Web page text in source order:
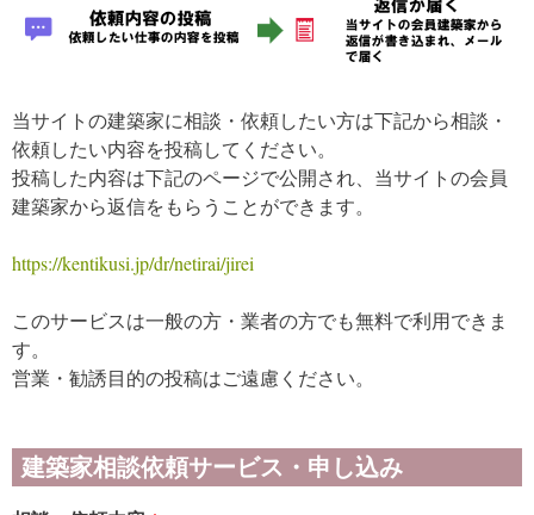
当サイトの建築家に相談・依頼したい方は下記から相談・
依頼したい内容を投稿してください。
投稿した内容は下記のページで公開され、当サイトの会員
建築家から返信をもらうことができます。
https://kentikusi.jp/dr/netirai/jirei
このサービスは一般の方・業者の方でも無料で利用できま
す。
営業・勧誘目的の投稿はご遠慮ください。
建築家相談依頼サービス・申し込み